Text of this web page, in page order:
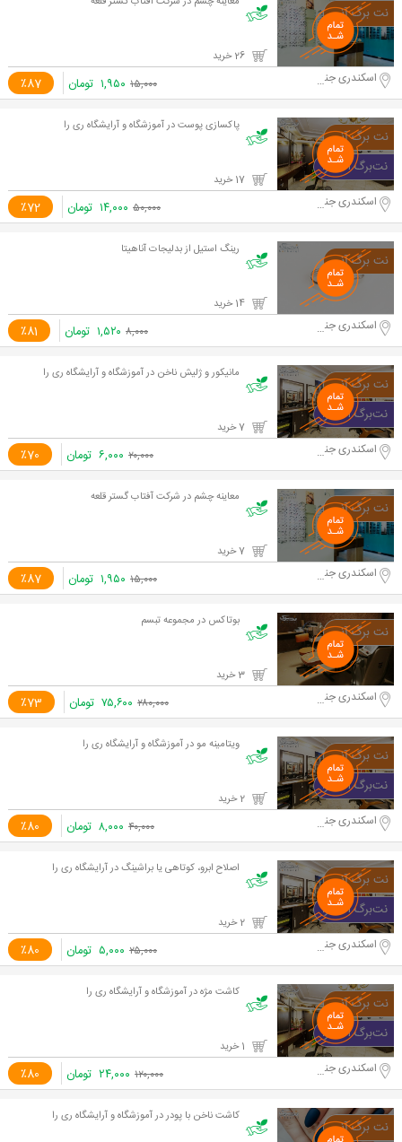
٪87 اسکندری جنوبی ۱۵,۰۰۰ ۱,۹۵۰ تومان
پاکسازی پوست در آموزشگاه و آرایشگاه ری را
٪72 اسکندری جنوبی ۵۰,۰۰۰ ۱۴,۰۰۰ تومان
رینگ استیل از بدلیجات آناهیتا
٪81 اسکندری جنوبی ۸,۰۰۰ ۱,۵۲۰ تومان
مانیکور و ژلیش ناخن در آموزشگاه و آرایشگاه ری را
٪70 اسکندری جنوبی ۲۰,۰۰۰ ۶,۰۰۰ تومان
معاینه چشم در شرکت آفتاب گستر قلعه
٪87 اسکندری جنوبی ۱۵,۰۰۰ ۱,۹۵۰ تومان
بوتاکس در مجموعه تبسم
٪73 اسکندری جنوبی ۲۸۰,۰۰۰ ۷۵,۶۰۰ تومان
ویتامینه مو در آموزشگاه و آرایشگاه ری را
٪80 اسکندری جنوبی ۴۰,۰۰۰ ۸,۰۰۰ تومان
اصلاح ابرو، کوتاهی یا براشینگ در آرایشگاه ری را
٪80 اسکندری جنوبی ۲۵,۰۰۰ ۵,۰۰۰ تومان
کاشت مژه در آموزشگاه و آرایشگاه ری را
٪80 اسکندری جنوبی ۱۲۰,۰۰۰ ۲۴,۰۰۰ تومان
کاشت ناخن با پودر در آموزشگاه و آرایشگاه ری را